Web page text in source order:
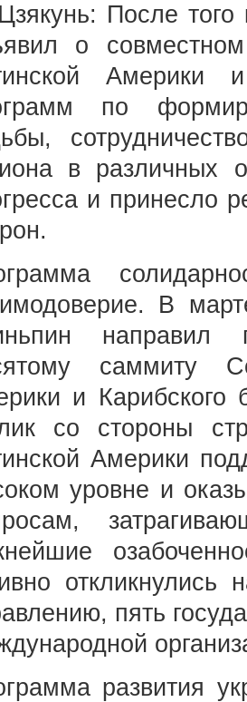
После
о
Америки
по
в различных
и принесло
В
направил
саммиту
и Карибского
со стороны
Америки
уровне и
откликнулись
пять
развития